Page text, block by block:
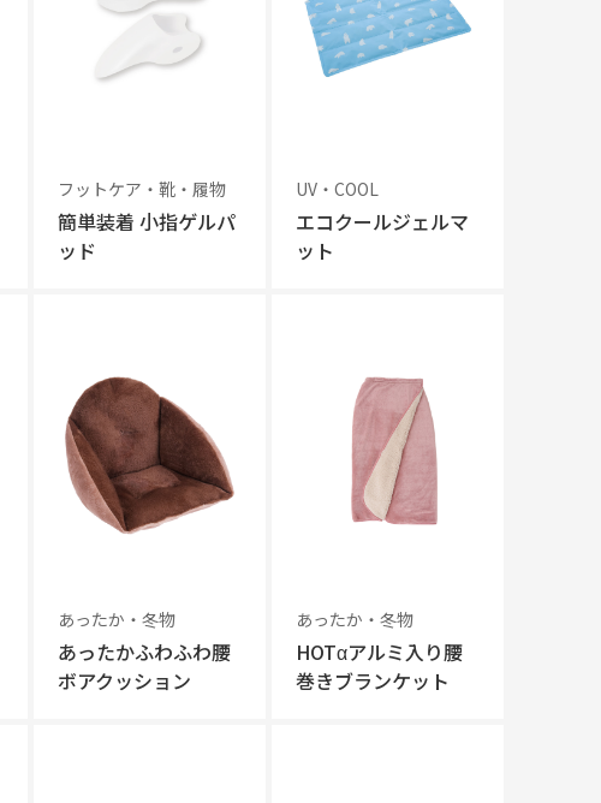
フットケア・靴・履物
簡単装着 小指ゲルパ
ッド
UV・COOL
エコクールジェルマ
ット
あったか・冬物
あったかふわふわ腰
ボアクッション
あったか・冬物
HOTαアルミ入り腰
巻きブランケット